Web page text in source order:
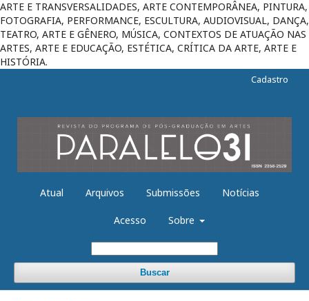
ARTE E TRANSVERSALIDADES, ARTE CONTEMPORÂNEA, PINTURA,
FOTOGRAFIA, PERFORMANCE, ESCULTURA, AUDIOVISUAL, DANÇA,
TEATRO, ARTE E GÊNERO, MÚSICA, CONTEXTOS DE ATUAÇÃO NAS
ARTES, ARTE E EDUCAÇÃO, ESTÉTICA, CRÍTICA DA ARTE, ARTE E
HISTÓRIA.
Atual Arquivos Submissões Notícias
Acesso Sobre
Buscar
Cadastro